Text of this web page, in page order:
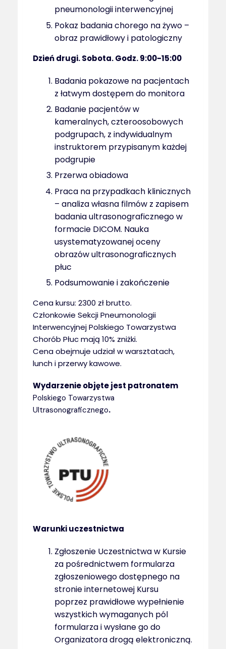
pneumonologii interwencyjnej
Pokaz badania chorego na żywo –
obraz prawidłowy i patologiczny
Dzień drugi. Sobota. Godz. 9:00-15:00
Badania pokazowe na pacjentach
z łatwym dostępem do monitora
Badanie pacjentów w
kameralnych, czteroosobowych
podgrupach, z indywidualnym
instruktorem przypisanym każdej
podgrupie
Przerwa obiadowa
Praca na przypadkach klinicznych
– analiza własna filmów z zapisem
badania ultrasonograficznego w
formacie DICOM. Nauka
usystematyzowanej oceny
obrazów ultrasonograficznych
płuc
Podsumowanie i zakończenie
Cena kursu: 2300 zł brutto.
Członkowie Sekcji Pneumonologii
Interwencyjnej Polskiego Towarzystwa
Chorób Płuc mają 10% zniżki.
Cena obejmuje udział w warsztatach,
lunch i przerwy kawowe.
Wydarzenie objęte jest patronatem
Polskiego Towarzystwa
Ultrasonograficznego.
Warunki uczestnictwa
Zgłoszenie Uczestnictwa w Kursie
za pośrednictwem formularza
zgłoszeniowego dostępnego na
stronie internetowej Kursu
poprzez prawidłowe wypełnienie
wszystkich wymaganych pól
formularza i wysłane go do
Organizatora drogą elektroniczną.